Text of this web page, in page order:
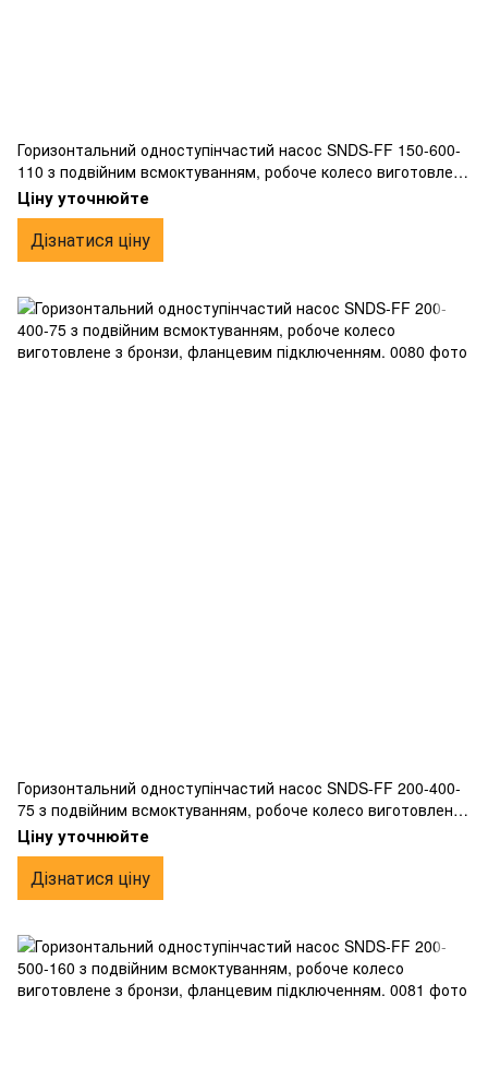
Горизонтальний одноступінчастий насос SNDS-FF 150-600-
110 з подвійним всмоктуванням, робоче колесо виготовлене
з бронзи, фланцевим підключенням.
Ціну уточнюйте
Дізнатися ціну
Горизонтальний одноступінчастий насос SNDS-FF 200-400-
75 з подвійним всмоктуванням, робоче колесо виготовлене
з бронзи, фланцевим підключенням.
Ціну уточнюйте
Дізнатися ціну